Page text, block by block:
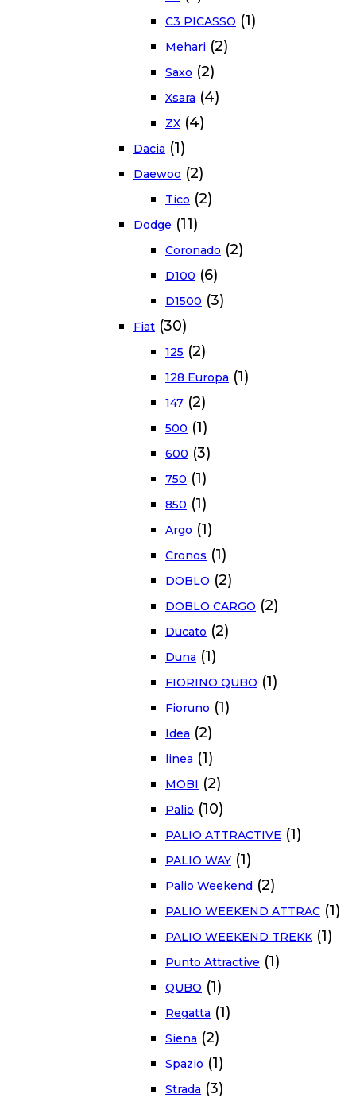
C3 PICASSO (1)
Mehari (2)
Saxo (2)
Xsara (4)
ZX (4)
Dacia (1)
Daewoo (2)
Tico (2)
Dodge (11)
Coronado (2)
D100 (6)
D1500 (3)
Fiat (30)
125 (2)
128 Europa (1)
147 (2)
500 (1)
600 (3)
750 (1)
850 (1)
Argo (1)
Cronos (1)
DOBLO (2)
DOBLO CARGO (2)
Ducato (2)
Duna (1)
FIORINO QUBO (1)
Fioruno (1)
Idea (2)
linea (1)
MOBI (2)
Palio (10)
PALIO ATTRACTIVE (1)
PALIO WAY (1)
Palio Weekend (2)
PALIO WEEKEND ATTRAC (1)
PALIO WEEKEND TREKK (1)
Punto Attractive (1)
QUBO (1)
Regatta (1)
Siena (2)
Spazio (1)
Strada (3)